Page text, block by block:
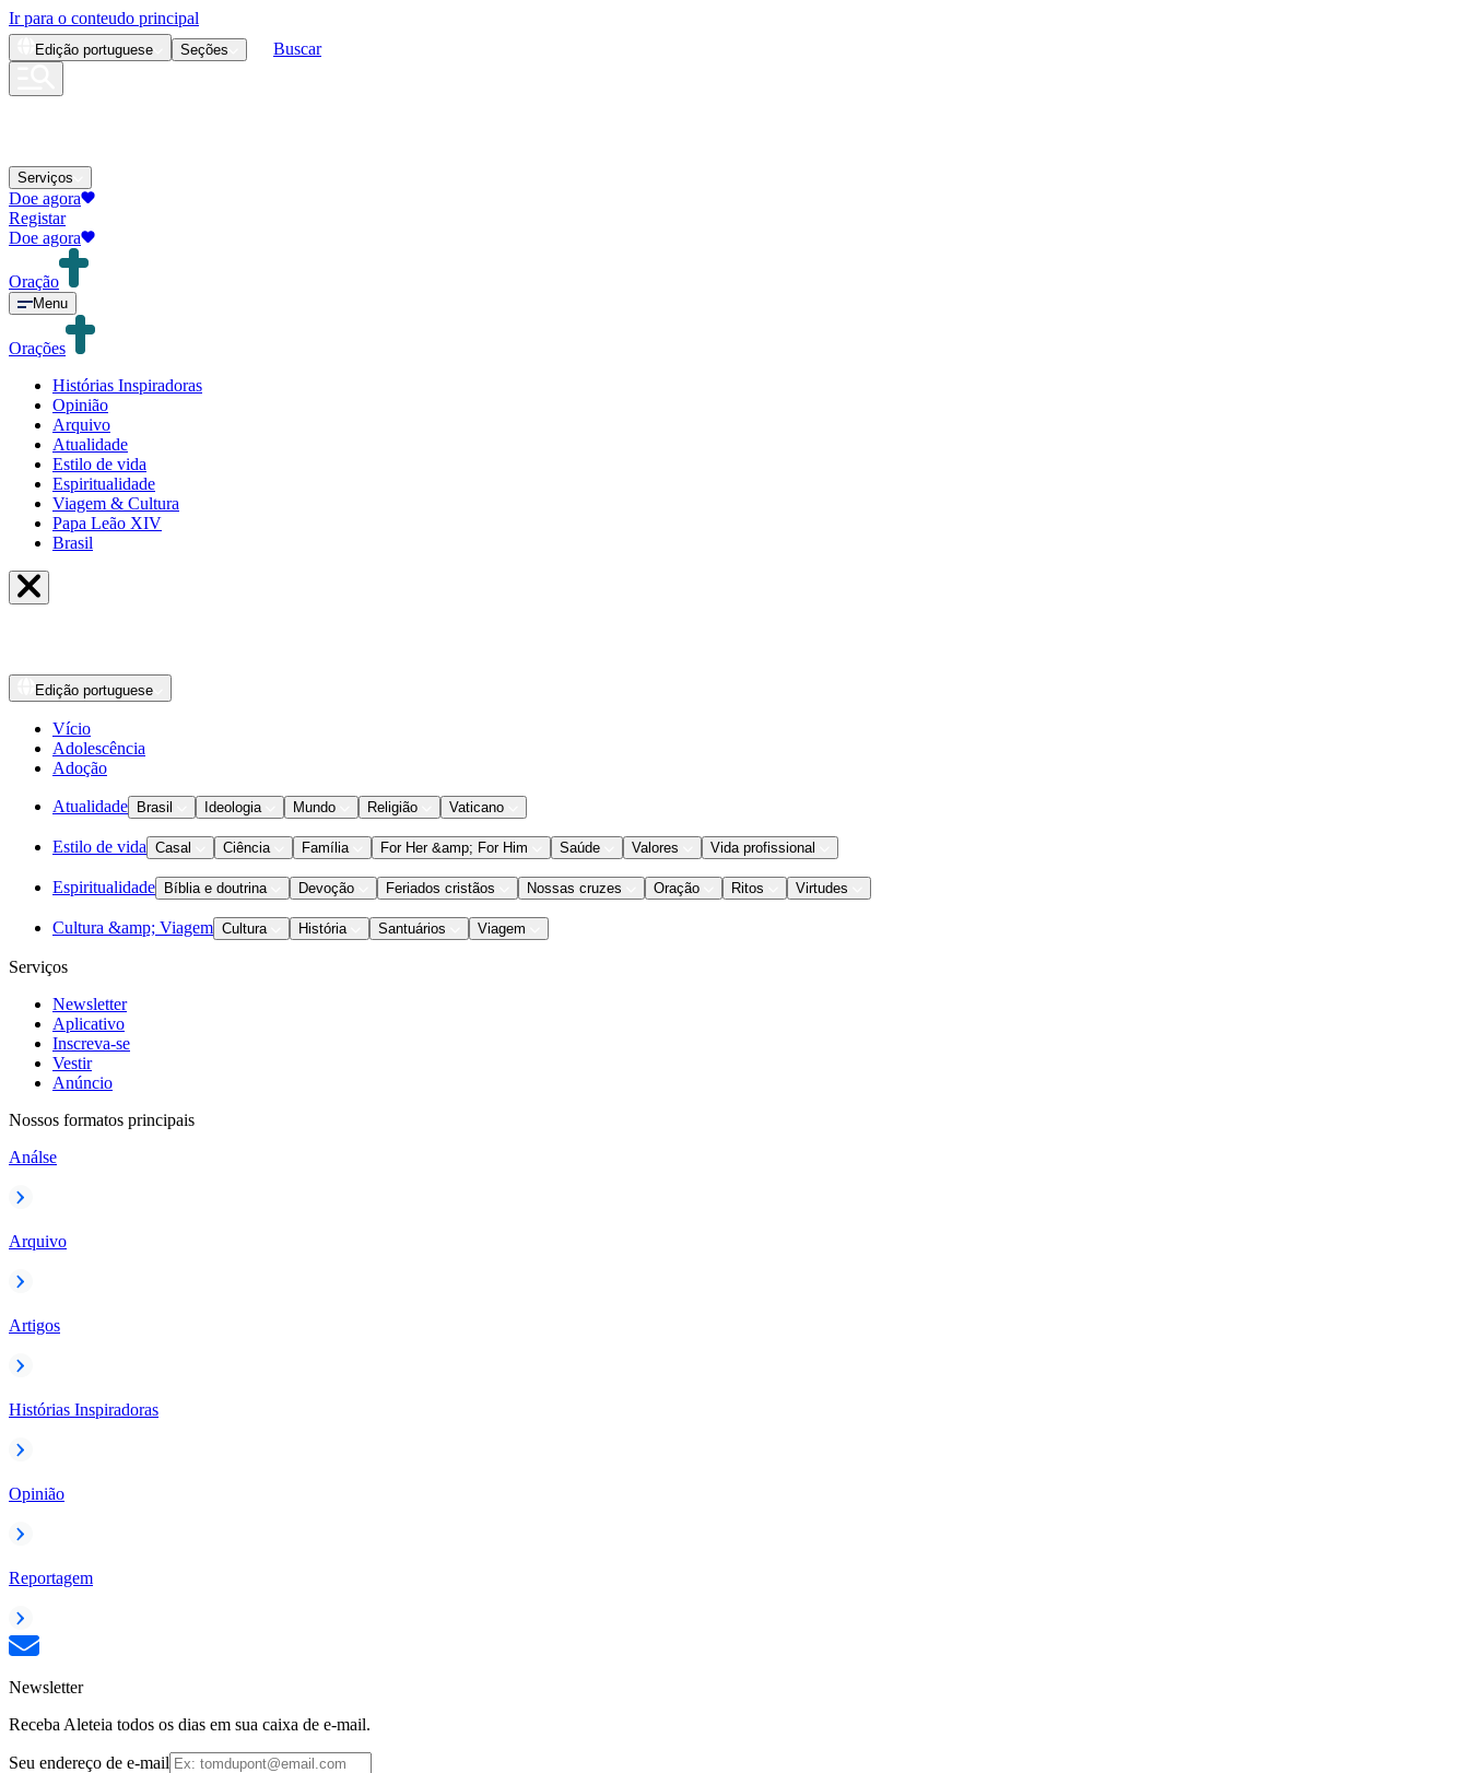
Ir para o conteudo principal
Edição portuguese Seções Buscar
Serviços
Doe agora
Registar
Doe agora
Oração
Menu
Orações
Histórias Inspiradoras
Opinião
Arquivo
Atualidade
Estilo de vida
Espiritualidade
Viagem & Cultura
Papa Leão XIV
Brasil
Edição portuguese
Vício
Adolescência
Adoção
Atualidade Brasil Ideologia Mundo Religião Vaticano
Estilo de vida Casal Ciência Família For Her &amp; For Him Saúde Valores Vida profissional
Espiritualidade Bíblia e doutrina Devoção Feriados cristãos Nossas cruzes Oração Ritos Virtudes
Cultura &amp; Viagem Cultura História Santuários Viagem
Serviços
Newsletter
Aplicativo
Inscreva-se
Vestir
Anúncio
Nossos formatos principais
Análse
Arquivo
Artigos
Histórias Inspiradoras
Opinião
Reportagem
Newsletter
Receba Aleteia todos os dias em sua caixa de e-mail.
Seu endereço de e-mail